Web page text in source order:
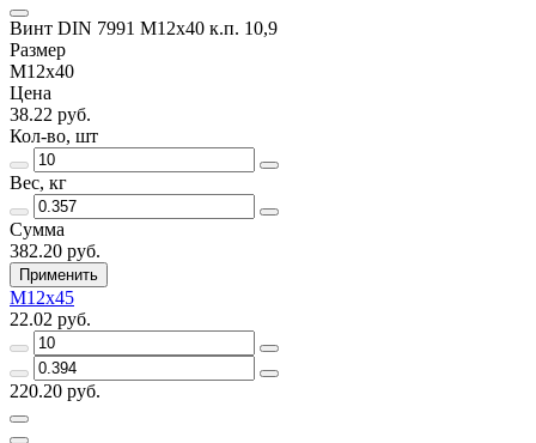
Винт DIN 7991 M12х40 к.п. 10,9
Размер
M12х40
Цена
38.22 руб.
Кол-во, шт
Вес, кг
Сумма
382.20 руб.
Применить
M12х45
22.02 руб.
220.20 руб.